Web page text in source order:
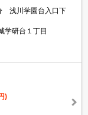
浅川学園台入口下
学研台１丁目
)